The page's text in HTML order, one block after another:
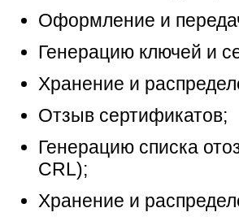
Оформление и
Генерацию ключей и
Хранение и
Отзыв сертификатов;
Генерацию списка
CRL);
Хранение и